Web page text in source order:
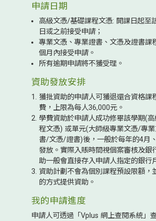
申請日期
高級文憑/基礎課程文憑: 開課日起至
日或之前接受申請；
專業文憑、專業證書、文憑及證書課
個月內接受申請。
所有逾期申請將不獲受理。
資助發放安排
獲批資助的申請人可獲退還合資格課
費，上限為每人36,000元。
學費資助於申請人成功修畢該學期(
程文憑) 或單元(大師級專業文憑/專
書/文憑/證書)後，一般於每年的4月
發放。實際入賬時間視個案審核及銀
助一般會直接存入申請人指定的銀行
資助計劃不會為個別課程預設限額，
的方式提供資助。
我的申請進度
申請人可透過「Vplus 網上查閱系統」